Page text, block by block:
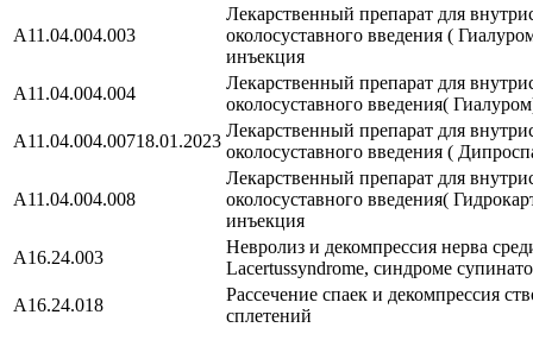
A11.04.004.003
Лекарственный препарат для
околосуставного введения (
инъекция
A11.04.004.004
Лекарственный препарат для
околосуставного введения(
A11.04.004.00718.01.2023
Лекарственный препарат для
околосуставного введения (
A11.04.004.008
Лекарственный препарат для
околосуставного введения(
инъекция
A16.24.003
Невролиз и декомпрессия нерва
Lacertussyndrome, синдроме
A16.24.018
Рассечение спаек и декомпрессия
сплетений